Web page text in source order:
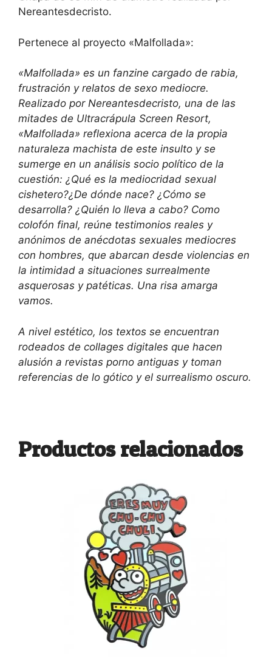
Nereantesdecristo.
Pertenece al proyecto «Malfollada»:
«Malfollada» es un fanzine cargado de rabia,
frustración y relatos de sexo mediocre.
Realizado por Nereantesdecristo, una de las
mitades de Ultracrápula Screen Resort,
«Malfollada» reflexiona acerca de la propia
naturaleza machista de este insulto y se
sumerge en un análisis socio político de la
cuestión: ¿Qué es la mediocridad sexual
cishetero?¿De dónde nace? ¿Cómo se
desarrolla? ¿Quién lo lleva a cabo? Como
colofón final, reúne testimonios reales y
anónimos de anécdotas sexuales mediocres
con hombres, que abarcan desde violencias en
la intimidad a situaciones surrealmente
asquerosas y patéticas. Una risa amarga
vamos.
A nivel estético, los textos se encuentran
rodeados de collages digitales que hacen
alusión a revistas porno antiguas y toman
referencias de lo gótico y el surrealismo oscuro.
Productos relacionados